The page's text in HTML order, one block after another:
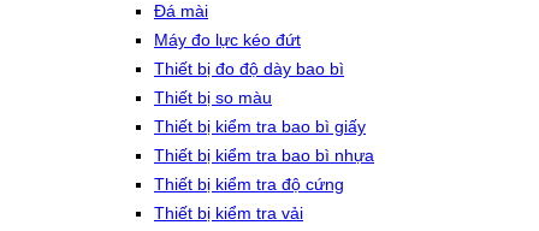
Đá mài
Máy đo lực kéo đứt
Thiết bị đo độ dày bao bì
Thiết bị so màu
Thiết bị kiểm tra bao bì giấy
Thiết bị kiểm tra bao bì nhựa
Thiết bị kiểm tra độ cứng
Thiết bị kiểm tra vải